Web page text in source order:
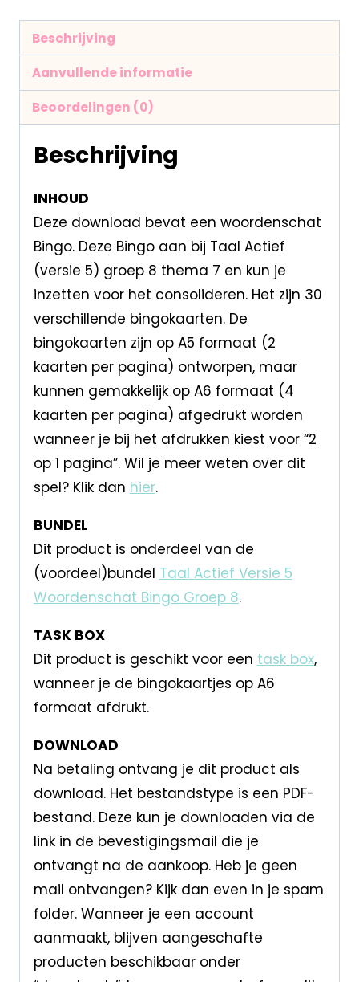
Beschrijving
Aanvullende informatie
Beoordelingen (0)
Beschrijving
INHOUD
Deze download bevat een woordenschat
Bingo. Deze Bingo aan bij Taal Actief
(versie 5) groep 8 thema 7 en kun je
inzetten voor het consolideren. Het zijn 30
verschillende bingokaarten. De
bingokaarten zijn op A5 formaat (2
kaarten per pagina) ontworpen, maar
kunnen gemakkelijk op A6 formaat (4
kaarten per pagina) afgedrukt worden
wanneer je bij het afdrukken kiest voor “2
op 1 pagina”. Wil je meer weten over dit
spel? Klik dan hier.
BUNDEL
Dit product is onderdeel van de
(voordeel)bundel Taal Actief Versie 5
Woordenschat Bingo Groep 8.
TASK BOX
Dit product is geschikt voor een task box,
wanneer je de bingokaartjes op A6
formaat afdrukt.
DOWNLOAD
Na betaling ontvang je dit product als
download. Het bestandstype is een PDF-
bestand. Deze kun je downloaden via de
link in de bevestigingsmail die je
ontvangt na de aankoop. Heb je geen
mail ontvangen? Kijk dan even in je spam
folder. Wanneer je een account
aanmaakt, blijven aangeschafte
producten beschikbaar onder